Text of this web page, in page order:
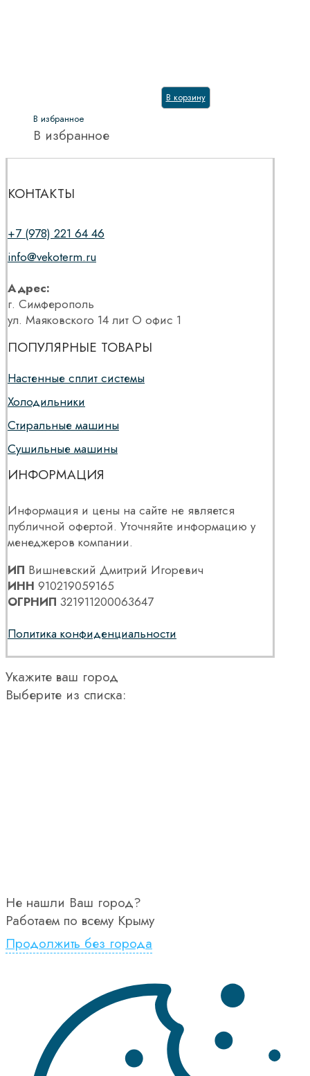
В корзину
В избранное
В избранное
КОНТАКТЫ
+7 (978) 221 64 46
info@vekoterm.ru
Адрес:
г. Симферополь
ул. Маяковского 14 лит О офис 1
ПОПУЛЯРНЫЕ ТОВАРЫ
Настенные сплит системы
Холодильники
Стиральные машины
Сушильные машины
ИНФОРМАЦИЯ
Информация и цены на сайте не является
публичной офертой. Уточняйте информацию у
менеджеров компании.
ИП Вишневский Дмитрий Игоревич
ИНН 910219059165
ОГРНИП 321911200063647
Политика конфиденциальности
Укажите ваш город
Выберите из списка:
Не нашли Ваш город?
Работаем по всему Крыму
Продолжить без города